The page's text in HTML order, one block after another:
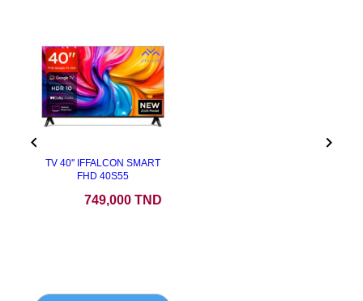
TV 40'' IFFALCON SMART
FHD 40S55
749,000 TND
 